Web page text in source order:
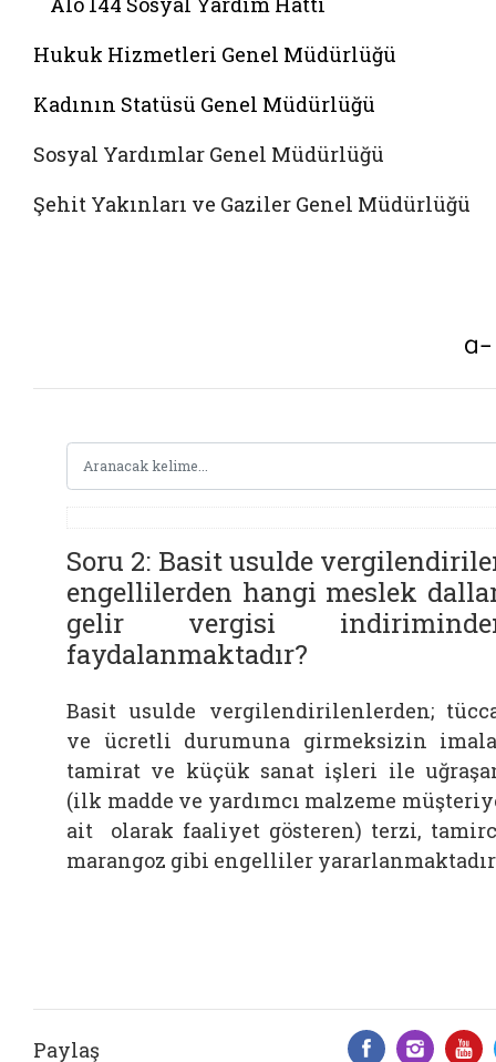
Hukuk Hizmetleri Genel Müdürlüğü
Kadının Statüsü Genel Müdürlüğü
Sosyal Yardımlar Genel Müdürlüğü
Şehit Yakınları ve Gaziler Genel Müdürlüğü
Soru 2: Basit usulde
engellilerden hangi meslek
gelir vergisi
faydalanmaktadır?
Basit usulde vergilendirilenlerden;
ve ücretli durumuna girmeksizin
tamirat ve küçük sanat işleri ile
(ilk madde ve yardımcı malzeme
ait olarak faaliyet gösteren) terzi,
marangoz gibi engelliler
Paylaş